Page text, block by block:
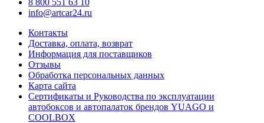
8 800 551 63 10
info@artcar24.ru
Контакты
Доставка, оплата, возврат
Информация для поставщиков
Отзывы
Обработка персональных данных
Карта сайта
Сертификаты и Руководства по эксплуатации
автобоксов и автопалаток брендов YUAGO и
COOLBOX